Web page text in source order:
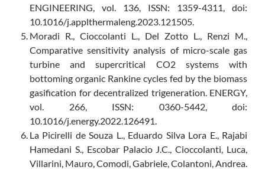
ENGINEERING, vol. 136, ISSN: 1359-4311, doi:
10.1016/j.applthermaleng.2023.121505.
Moradi R., Cioccolanti L., Del Zotto L., Renzi M.,
Comparative sensitivity analysis of micro-scale gas
turbine and supercritical CO2 systems with
bottoming organic Rankine cycles fed by the biomass
gasification for decentralized trigeneration. ENERGY,
vol. 266, ISSN: 0360-5442, doi:
10.1016/j.energy.2022.126491.
La Picirelli de Souza L., Eduardo Silva Lora E., Rajabi
Hamedani S., Escobar Palacio J.C., Cioccolanti, Luca,
Villarini, Mauro, Comodi, Gabriele, Colantoni, Andrea.